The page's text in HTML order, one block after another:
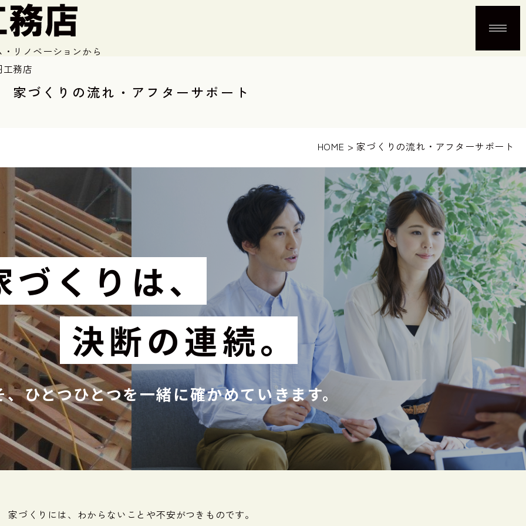
リノベーションから
務店
家づくりの流れ・アフターサポート
HOME >家づくりの流れ・アフターサポート
づくりは、
決断の連続。
、ひとつひとつを一緒に確かめていきます。
家づくりには、わからないことや不安がつきものです。